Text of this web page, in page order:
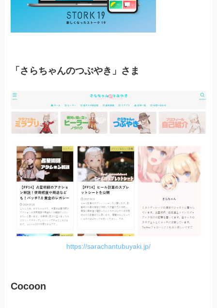
「さらちゃんのつぶやき」さま
https://sarachantubuyaki.jp/
Cocoon